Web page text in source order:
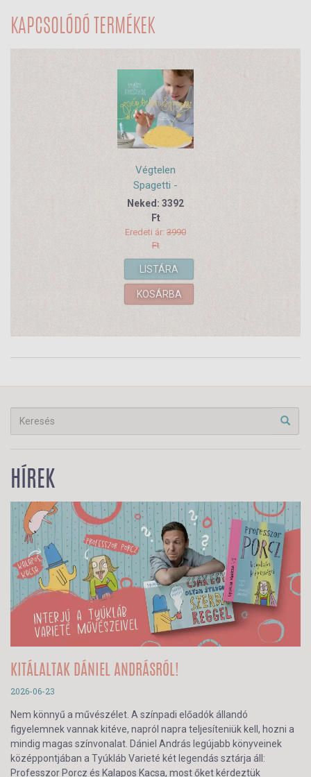
KAPCSOLÓDÓ TERMÉKEK
Végtelen
Spagetti -
családi
receptek,
mesés
finomságok
Neked: 3392
Ft
Eredeti ár: 3990
Ft
LISTÁRA
KOSÁRBA
HÍREK
KITÁLALTAK DÁNIEL ANDRÁSRÓL!
2026-06-23
Nem könnyű a művészélet. A színpadi előadók állandó
figyelemnek vannak kitéve, napról napra teljesíteniük kell, hozni a
mindig magas színvonalat. Dániel András legújabb könyveinek
középpontjában a Tyúkláb Varieté két legendás sztárja áll:
Professzor Porcz és Kalapos Kacsa, most őket kérdeztük